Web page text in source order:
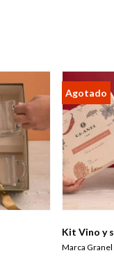
Kit Vino y
Marca